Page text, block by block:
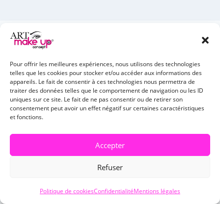
Pour offrir les meilleures expériences, nous utilisons des technologies
telles que les cookies pour stocker et/ou accéder aux informations des
appareils. Le fait de consentir à ces technologies nous permettra de
traiter des données telles que le comportement de navigation ou les ID
uniques sur ce site. Le fait de ne pas consentir ou de retirer son
consentement peut avoir un effet négatif sur certaines caractéristiques
et fonctions.
Accepter
Refuser
Politique de cookiesConfidentialitéMentions légales
Laisser un commentaire
Votre adresse e-mail ne sera pas publiée. Les champs
obligatoires sont indiqués avec*
Commentaire